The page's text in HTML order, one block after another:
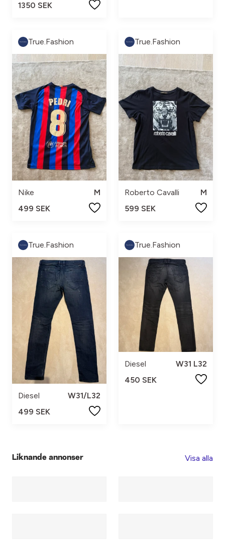
1350 SEK
True.Fashion
Nike
M
499 SEK
True.Fashion
Roberto Cavalli
M
599 SEK
True.Fashion
Diesel
W31/L32
499 SEK
True.Fashion
Diesel
W31 L32
450 SEK
Liknande annonser Visa alla